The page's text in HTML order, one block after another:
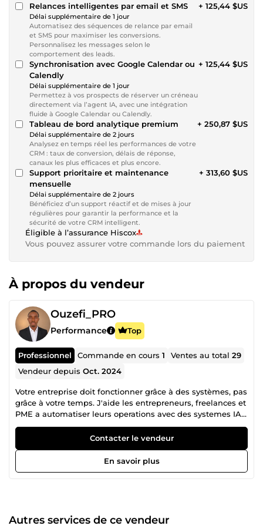
Relances intelligentes par email et SMS
Délai supplémentaire de 1 jour
Automatisez des séquences de relance par email
et SMS pour maximiser les conversions.
Personnalisez les messages selon le
comportement des leads.
+ 125,44 $US
Synchronisation avec Google Calendar ou
Calendly
Délai supplémentaire de 1 jour
Permettez à vos prospects de réserver un créneau
directement via l’agent IA, avec une intégration
fluide à Google Calendar ou Calendly.
+ 125,44 $US
Tableau de bord analytique premium
Délai supplémentaire de 2 jours
Analysez en temps réel les performances de votre
CRM : taux de conversion, délais de réponse,
canaux les plus efficaces et plus encore.
+ 250,87 $US
Support prioritaire et maintenance
mensuelle
Délai supplémentaire de 2 jours
Bénéficiez d’un support réactif et de mises à jour
régulières pour garantir la performance et la
sécurité de votre CRM intelligent.
+ 313,60 $US
Éligible à l’assurance Hiscox
Vous pouvez assurer votre commande lors du paiement
À propos du vendeur
Ouzefi_PRO
Performance Top
Professionnel Commande en cours1 Ventes au total29
Vendeur depuisOct. 2024
Votre entreprise doit fonctionner grâce à des systèmes, pas
grâce à votre temps. J'aide les entrepreneurs, freelances et
PME a automatiser leurs operations avec des systemes IA
propres, maintenables et utiles au quotidien. Mon role
n'est pas seulement de connecter deux outils. Je conçois
des workflows, agents IA, tableaux de bord, web apps et
systemes metier capables de reduire les taches
manuelles, centraliser les donnees, qualifier les prospects,
Zapier, Airtable, Notion, Google Sheets, Gmail, WhatsApp,
Contacter le vendeur
En savoir plus
Autres services de ce vendeur